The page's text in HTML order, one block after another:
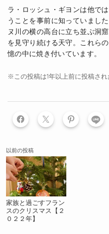
ラ・ロッシュ・ギヨンは他で
うことを事前に知っていまし
ヌ川の横の高台に立ち並ぶ洞
を見守り続ける天守。これら
憶の中に焼き付いています。
※この投稿は1年以上前に投稿され
LINE
以前の投稿
家族と過ごすフラン
スのクリスマス【２
０２２年】